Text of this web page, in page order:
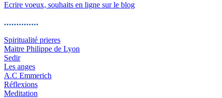
Ecrire voeux, souhaits en ligne sur le blog
..............
Spiritualité prieres
Maitre Philippe de Lyon
Sedir
Les anges
A.C Emmerich
Réflexions
Meditation